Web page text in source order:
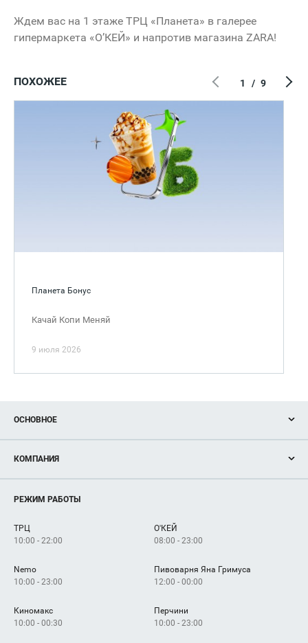
Ждем вас на 1 этаже ТРЦ «Планета» в галерее
гипермаркета «О’КЕЙ» и напротив магазина ZARA!
ПОХОЖЕЕ
Планета Бонус
Качай Копи Меняй
9 июля 2026
1 / 9
ОСНОВНОЕ
Новости
Магазины
Услуги
КОМПАНИЯ
Рекламодателям
Как добраться
РЕЖИМ РАБОТЫ
ТРЦ
10:00 - 22:00
О'КЕЙ
08:00 - 23:00
Nemo
10:00 - 23:00
Пивоварня Яна Гримуса
12:00 - 00:00
Киномакс
10:00 - 00:30
Перчини
10:00 - 23:00